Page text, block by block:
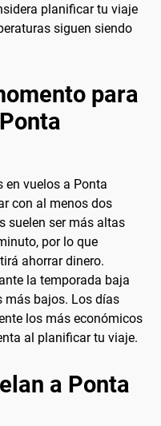
planificar tu viaje
siguen siendo
para
en vuelos a Ponta
con al menos dos
suelen ser más altas
por lo que
ahorrar dinero.
la temporada baja
más bajos. Los días
los más económicos
al planificar tu viaje.
a Ponta